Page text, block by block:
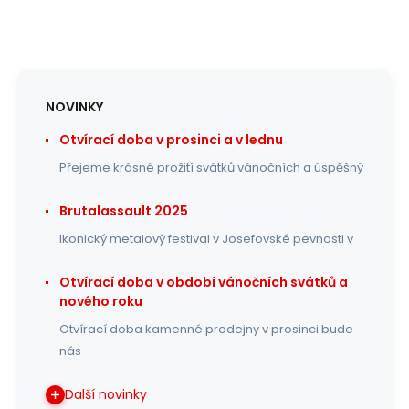
NOVINKY
Otvírací doba v prosinci a v lednu
Přejeme krásné prožití svátků vánočních a úspěšný
Brutalassault 2025
Ikonický metalový festival v Josefovské pevnosti v
Otvírací doba v období vánočních svátků a
nového roku
Otvírací doba kamenné prodejny v prosinci bude
nás
Další novinky